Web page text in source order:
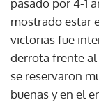
pasado por 4-1
mostrado estar
victorias fue
derrota frente
se reservaron
buenas y en el